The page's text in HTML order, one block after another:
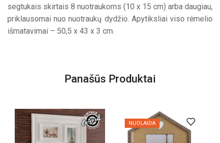
segtukais skirtais 8 nuotraukoms (10 x 15 cm) arba daugiau,
priklausomai nuo nuotraukų dydžio. Apytiksliai viso rėmelio
išmatavimai – 50,5 x 43 x 3 cm.
Panašūs Produktai
NUOLAIDA